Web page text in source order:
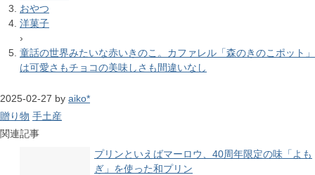
おやつ
洋菓子
›
童話の世界みたいな赤いきのこ。カファレル「森のきのこポット」
は可愛さもチョコの美味しさも間違いなし
2025-02-27 by aiko*
贈り物 手土産
関連記事
プリンといえばマーロウ、40周年限定の味「よも
ぎ」を使った和プリン